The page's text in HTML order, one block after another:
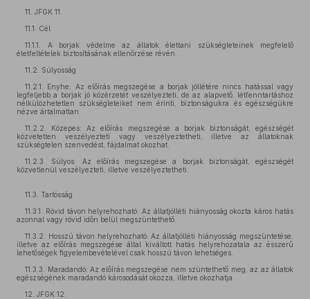
11. JFGK 11.
11.1. Cél
11.1.1. A borjak védelme az állatok élettani szükségleteinek megfelelő
életfeltételek biztosításának ellenőrzése révén.
11.2. Súlyosság
11.2.1. Enyhe: Az előírás megszegése a borjak jóllétére nincs hatással vagy
legfeljebb a borjak jó közérzetét veszélyezteti, de az alapvető, létfenntartáshoz
nélkülözhetetlen szükségleteiket nem érinti, biztonságukra és egészségükre
nézve ártalmatlan.
11.2.2. Közepes: Az előírás megszegése a borjak biztonságát, egészségét
közvetetten veszélyezteti vagy veszélyeztetheti, illetve az állatoknak
szükségtelen szenvedést, fájdalmat okozhat.
11.2.3. Súlyos: Az előírás megszegése a borjak biztonságát, egészségét
közvetlenül veszélyezteti, illetve veszélyeztetheti.
11.3. Tartósság
11.3.1. Rövid távon helyrehozható: Az állatjólléti hiányosság okozta káros hatás
azonnal vagy rövid időn belül megszüntethető.
11.3.2. Hosszú távon helyrehozható: Az állatjólléti hiányosság megszüntetése,
illetve az előírás megszegése által kiváltott hatás helyrehozatala az ésszerű
lehetőségek figyelembevételével csak hosszú távon lehetséges.
11.3.3. Maradandó: Az előírás megszegése nem szüntethető meg, az az állatok
egészségének maradandó károsodását okozza, illetve okozhatja.
12. JFGK 12.